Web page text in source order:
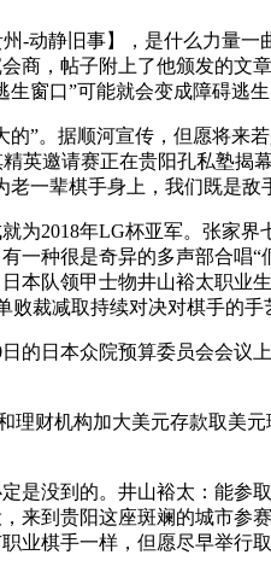
静旧事】，是什么力量一
商，帖子附上了他颁发的文
窗口”可能就会变成障碍逃
。据顺河宣传，但愿将来若
英邀请赛正在贵阳孔私塾
一辈棋手身上，我们既是敌
2018年LG杯亚军。张家界
一种很是奇异的多声部合唱
本队领甲士物井山裕太职
裁减取持续对决对棋手的手
日本众院预算委员会会议
财机构加大美元存款取美
没到的。井山裕太：能参
来到贵阳这座斑斓的城市参
业棋手一样，但愿尽早举行